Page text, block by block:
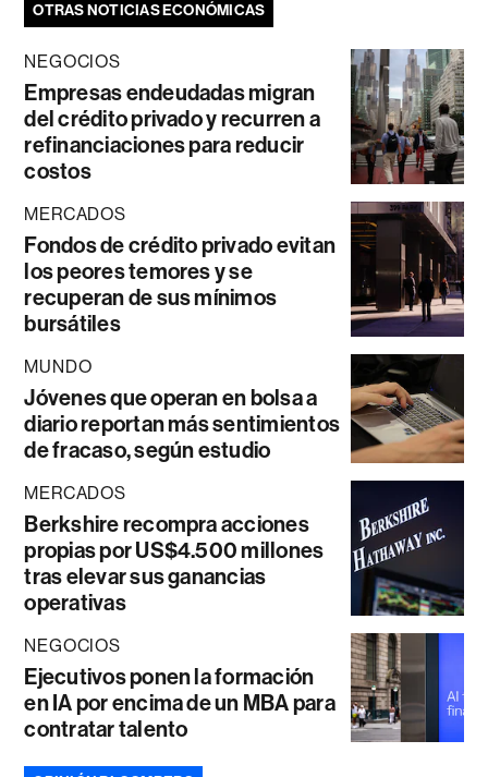
OTRAS NOTICIAS ECONÓMICAS
NEGOCIOS
Empresas endeudadas migran
del crédito privado y recurren a
refinanciaciones para reducir
costos
MERCADOS
Fondos de crédito privado evitan
los peores temores y se
recuperan de sus mínimos
bursátiles
MUNDO
Jóvenes que operan en bolsa a
diario reportan más sentimientos
de fracaso, según estudio
MERCADOS
Berkshire recompra acciones
propias por US$4.500 millones
tras elevar sus ganancias
operativas
NEGOCIOS
Ejecutivos ponen la formación
en IA por encima de un MBA para
contratar talento